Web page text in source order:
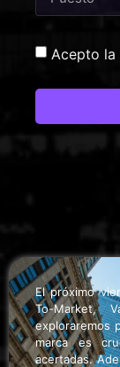
Acepto la
El próximo
To-Market,
exploraremos
marca es
acertadas.